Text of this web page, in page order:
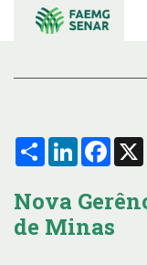
Compartilhar
LinkedIn
Nova
de Minas